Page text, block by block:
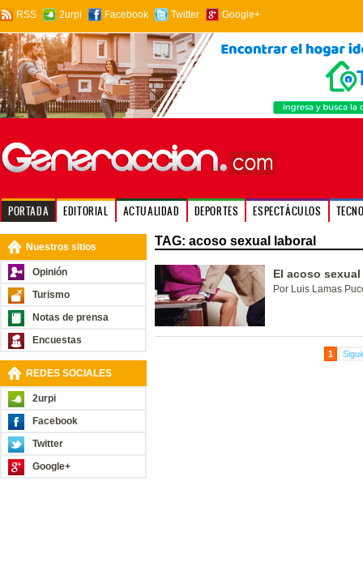
RSS 2urpi Facebook Twitter Google+
PORTADA EDITORIAL ACTUALIDAD DEPORTES ESPECTÁCULOS
Nuestros sitios
Opinión
Turismo
Notas de prensa
Encuestas
REDES SOCIALES
2urpi
Facebook
Twitter
Google+
TAG: acoso sexual laboral
El acoso
Por Luis Lamas
1